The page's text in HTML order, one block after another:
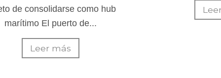
de consolidarse como hub
marítimo El puerto de...
Leer más